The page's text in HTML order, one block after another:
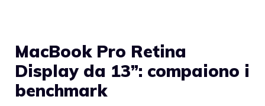
MacBook Pro Retina
Display da 13”: compaiono i
benchmark